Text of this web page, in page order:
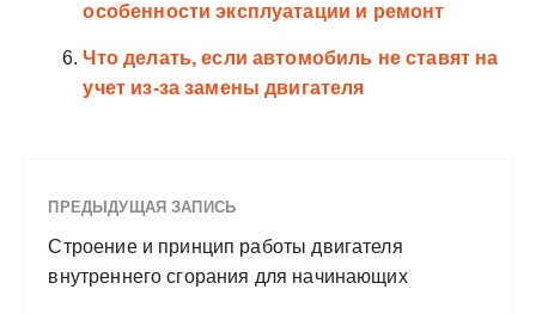
особенности эксплуатации и ремонт
Что делать, если автомобиль не ставят на
учет из-за замены двигателя
ПРЕДЫДУЩАЯ ЗАПИСЬ
Строение и принцип работы двигателя
внутреннего сгорания для начинающих